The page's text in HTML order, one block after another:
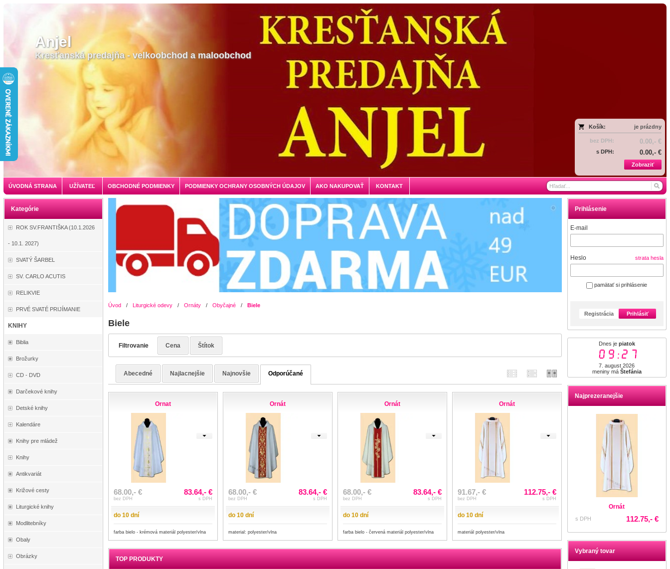
Košík: je prázdny
bez DPH: 0.00,- €
s DPH: 0.00,- €
Zobraziť
Anjel
Kresťanská predajňa - velkoobchod a maloobchod
ÚVODNÁ STRANA UŽÍVATEĽ OBCHODNÉ PODMIENKY PODMIENKY OCHRANY OSOBNÝCH ÚDAJOV AKO NAKUPOVAŤ KONTAKT
Kategórie
ROK SV.FRANTIŠKA (10.1.2026
- 10.1. 2027)
SVATÝ ŠARBEL
SV. CARLO ACUTIS
RELIKVIE
PRVÉ SVATÉ PRIJÍMANIE
KNIHY
Biblia
Brožurky
CD - DVD
Darčekové knihy
Detské knihy
Kalendáre
Knihy pre mládež
Knihy
Antikvariát
Križové cesty
Liturgické knihy
Modlitebníky
Obaly
Obrázky
Prihlásenie
E-mail
Heslo strata hesla
pamätať si prihlásenie
Registrácia Prihlásiť
Dnes je piatok
09:27
7. august 2026
meniny má Štefánia
Najprezeranejšie
Ornát
s DPH 112.75,- €
Vybraný tovar
Úvod / Liturgické odevy / Ornáty / Obyčajné / Biele
Biele
Filtrovanie Cena Štítok
Abecedné Najlacnejšie Najnovšie Odporúčané
Ornat
68.00,- €
bez DPH
83.64,- €
s DPH
do 10 dní
farba bielo - krémová materiál polyester/vlna
Ornát
68.00,- €
bez DPH
83.64,- €
s DPH
do 10 dní
material: polyester/vlna
Ornát
68.00,- €
bez DPH
83.64,- €
s DPH
do 10 dní
farba bielo - červená materiál polyester/vlna
Ornát
91.67,- €
bez DPH
112.75,- €
s DPH
do 10 dní
materiál polyester/vlna
TOP PRODUKTY